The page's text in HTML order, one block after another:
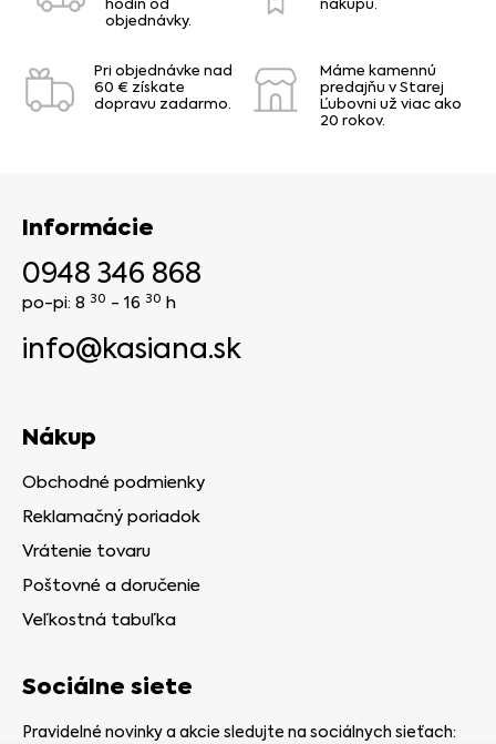
hodín od
objednávky.
nákupu.
Pri objednávke nad
60 € získate
dopravu zadarmo.
Máme kamennú
predajňu v Starej
Ľubovni už viac ako
20 rokov.
Informácie
0948 346 868
po-pi: 8 30 - 16 30 h
info@kasiana.sk
Nákup
Obchodné podmienky
Reklamačný poriadok
Vrátenie tovaru
Poštovné a doručenie
Veľkostná tabuľka
Sociálne siete
Pravidelné novinky a akcie sledujte na sociálnych sieťach: